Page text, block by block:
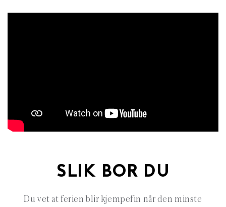
SLIK BOR DU
Du vet at ferien blir kjempefin når den minste